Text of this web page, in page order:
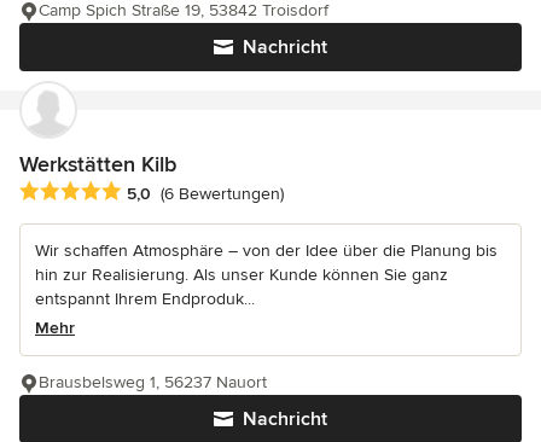
Nachricht
Camp Spich Straße 19, 53842 Troisdorf
Werkstätten Kilb
Durchschnittliche Bewertung: 5 von 5 Sternen
5,0 (6 Bewertungen)
Wir schaffen Atmosphäre – von der Idee über die Planung bis
hin zur Realisierung. Als unser Kunde können Sie ganz
entspannt Ihrem Endproduk...
Mehr
Nachricht
Brausbelsweg 1, 56237 Nauort